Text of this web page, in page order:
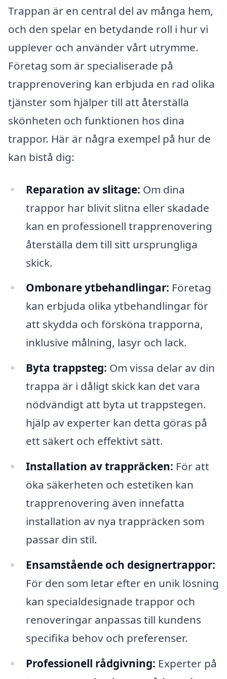
Trappan är en central del av många hem,
och den spelar en betydande roll i hur vi
upplever och använder vårt utrymme.
Företag som är specialiserade på
trapprenovering kan erbjuda en rad olika
tjänster som hjälper till att återställa
skönheten och funktionen hos dina
trappor. Här är några exempel på hur de
kan bistå dig:
Reparation av slitage: Om dina
trappor har blivit slitna eller skadade
kan en professionell trapprenovering
återställa dem till sitt ursprungliga
skick.
Ombonare ytbehandlingar: Företag
kan erbjuda olika ytbehandlingar för
att skydda och försköna trapporna,
inklusive målning, lasyr och lack.
Byta trappsteg: Om vissa delar av din
trappa är i dåligt skick kan det vara
nödvändigt att byta ut trappstegen.
hjälp av experter kan detta göras på
ett säkert och effektivt sätt.
Installation av trappräcken: För att
öka säkerheten och estetiken kan
trapprenovering även innefatta
installation av nya trappräcken som
passar din stil.
Ensamstående och designertrappor:
För den som letar efter en unik lösning
kan specialdesignade trappor och
renoveringar anpassas till kundens
specifika behov och preferenser.
Professionell rådgivning: Experter på